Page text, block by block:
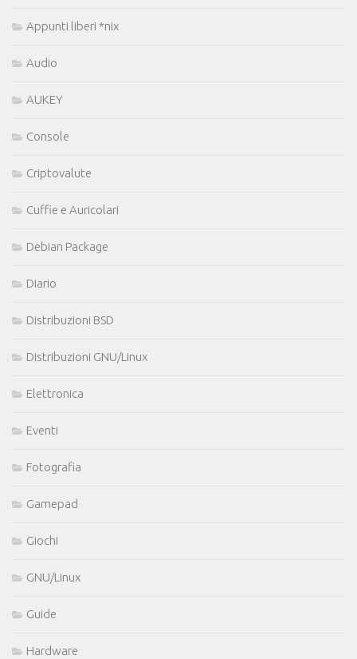
Appunti liberi *nix
Audio
AUKEY
Console
Criptovalute
Cuffie e Auricolari
Debian Package
Diario
Distribuzioni BSD
Distribuzioni GNU/Linux
Elettronica
Eventi
Fotografia
Gamepad
Giochi
GNU/Linux
Guide
Hardware